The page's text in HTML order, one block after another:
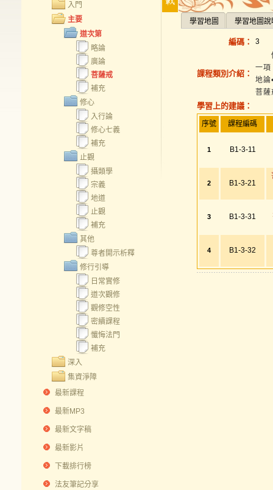
入門
主要
道次第
略論
廣論
菩薩戒
補充
修心
入行論
修心七義
補充
止觀
攝類學
宗義
地道
止觀
補充
其他
尊者開示析釋
修行引導
日常實修
道次觀修
觀修空性
密續課程
懺悔法門
補充
深入
集資淨障
最新課程
最新MP3
最新文字稿
最新影片
下載排行榜
法友筆記分享
學習地圖 學習地圖說
編碼： 3
課程類別介紹：
修
一項
地論
菩薩
學習上的建議：
序號 課程編碼
1 B1-3-11
2 B1-3-21
3 B1-3-31
4 B1-3-32